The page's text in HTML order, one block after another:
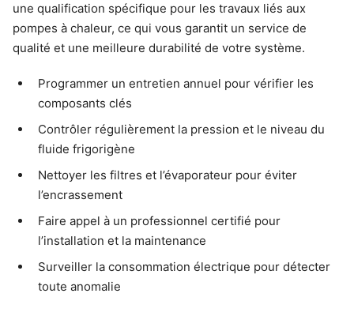
une qualification spécifique pour les travaux liés aux
pompes à chaleur, ce qui vous garantit un service de
qualité et une meilleure durabilité de votre système.
Programmer un entretien annuel pour vérifier les
composants clés
Contrôler régulièrement la pression et le niveau du
fluide frigorigène
Nettoyer les filtres et l’évaporateur pour éviter
l’encrassement
Faire appel à un professionnel certifié pour
l’installation et la maintenance
Surveiller la consommation électrique pour détecter
toute anomalie